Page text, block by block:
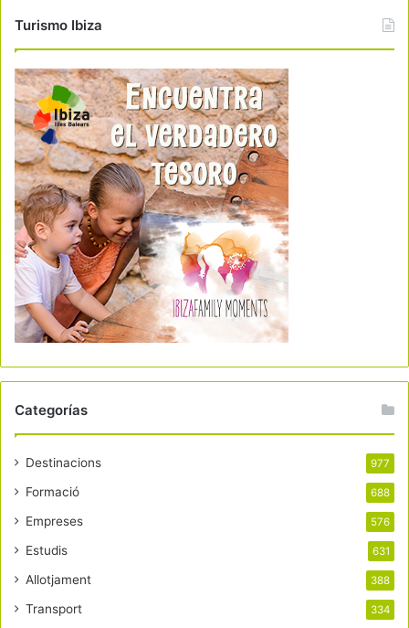
Turismo Ibiza
Categorías
Destinacions 977
Formació 688
Empreses 576
Estudis 631
Allotjament 388
Transport 334